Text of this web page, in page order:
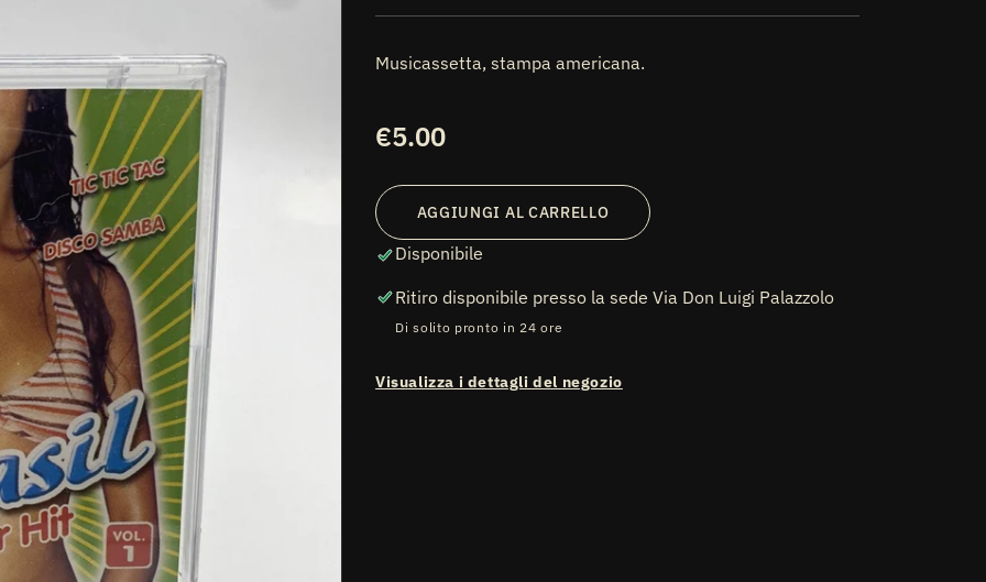
Musicassetta, stampa americana.
Prezzo
listino
€5.00
AGGIUNGI AL CARRELLO
Disponibile
Ritiro disponibile presso la sedeVia Don Luigi Palazzolo
Di solito pronto in 24 ore
Visualizza i dettagli del negozio